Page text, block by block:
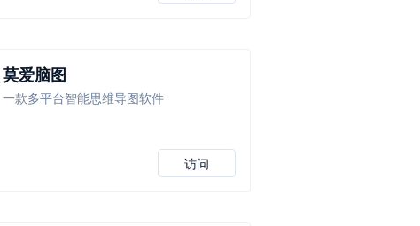
莫爱脑图
一款多平台智能思维导图软件
访问